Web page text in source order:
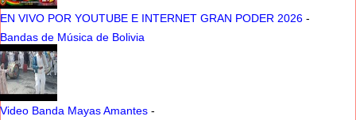
EN VIVO POR YOUTUBE E INTERNET GRAN PODER 2026 -
Bandas de Música de Bolivia
Video Banda Mayas Amantes -